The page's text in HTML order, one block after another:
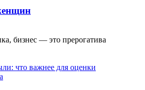
бизнес — это прерогатива